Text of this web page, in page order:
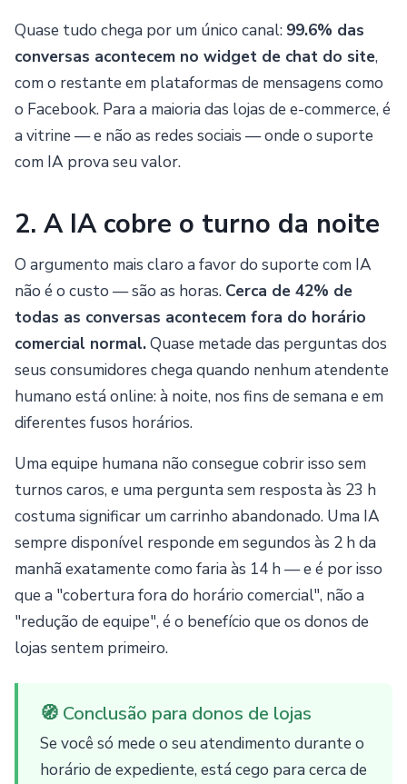
Quase tudo chega por um único canal: 99.6% das
conversas acontecem no widget de chat do site,
com o restante em plataformas de mensagens como
o Facebook. Para a maioria das lojas de e-commerce, é
a vitrine — e não as redes sociais — onde o suporte
com IA prova seu valor.
2. A IA cobre o turno da noite
O argumento mais claro a favor do suporte com IA
não é o custo — são as horas. Cerca de 42% de
todas as conversas acontecem fora do horário
comercial normal.Quase metade das perguntas dos
seus consumidores chega quando nenhum atendente
humano está online: à noite, nos fins de semana e em
diferentes fusos horários.
Uma equipe humana não consegue cobrir isso sem
turnos caros, e uma pergunta sem resposta às 23 h
costuma significar um carrinho abandonado. Uma IA
sempre disponível responde em segundos às 2 h da
manhã exatamente como faria às 14 h — e é por isso
que a "cobertura fora do horário comercial", não a
"redução de equipe", é o benefício que os donos de
lojas sentem primeiro.
🧭 Conclusão para donos de lojas
Se você só mede o seu atendimento durante o
horário de expediente, está cego para cerca de